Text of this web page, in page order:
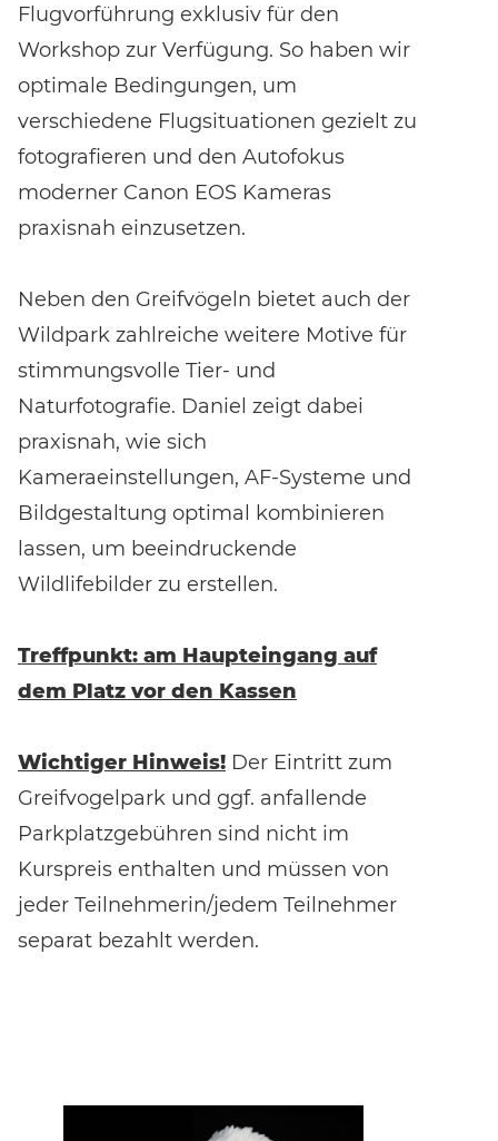
Flugvorführung exklusiv für den
Workshop zur Verfügung. So haben wir
optimale Bedingungen, um
verschiedene Flugsituationen gezielt zu
fotografieren und den Autofokus
moderner Canon EOS Kameras
praxisnah einzusetzen.
Neben den Greifvögeln bietet auch der
Wildpark zahlreiche weitere Motive für
stimmungsvolle Tier- und
Naturfotografie. Daniel zeigt dabei
praxisnah, wie sich
Kameraeinstellungen, AF-Systeme und
Bildgestaltung optimal kombinieren
lassen, um beeindruckende
Wildlifebilder zu erstellen.
Treffpunkt: am Haupteingang auf
dem Platz vor den Kassen
Wichtiger Hinweis! Der Eintritt zum
Greifvogelpark und ggf. anfallende
Parkplatzgebühren sind nicht im
Kurspreis enthalten und müssen von
jeder Teilnehmerin/jedem Teilnehmer
separat bezahlt werden.